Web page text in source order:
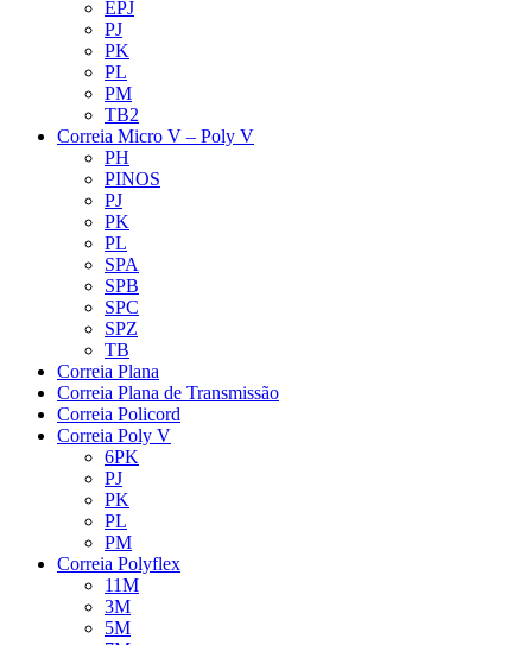
EPJ
PJ
PK
PL
PM
TB2
Correia Micro V – Poly V
PH
PINOS
PJ
PK
PL
SPA
SPB
SPC
SPZ
TB
Correia Plana
Correia Plana de Transmissão
Correia Policord
Correia Poly V
6PK
PJ
PK
PL
PM
Correia Polyflex
11M
3M
5M